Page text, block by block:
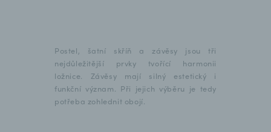
Postel, šatní skříň a závěsy jsou tři
nejdůležitější prvky tvořící harmonii
ložnice. Závěsy mají silný estetický i
funkční význam. Při jejich výběru je tedy
potřeba zohlednit obojí.